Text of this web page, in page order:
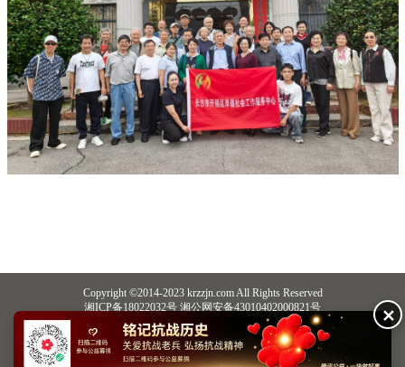
Copyright ©2014-2023 krzzjn.com All Rights Reserved
湘ICP备18022032号 湘公网安备43010402000821号
中央网信办违法和不良信息举报中心
长沙市互联网违法和不良信息举报中心
不良信息举报电话：0731-85531328 19198230121（微信同号）
纠错电话：18182129125 15116420702
QQ：2652168198
✕